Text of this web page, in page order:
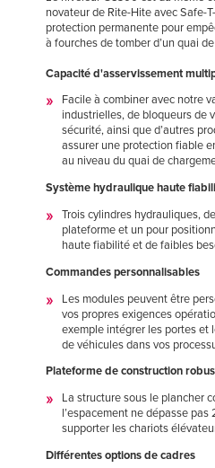
MIDDLE EAST/AFRICA
MIDDLE EAST/AFRICA
novateur de Rite-Hite avec Safe-
protection permanente pour
à fourches de tomber d’un quai
Capacité d'asservissement
Facile à combiner avec notre
industrielles, de bloqueurs de
sécurité, ainsi que d’autres
assurer une protection fiable
au niveau du quai de
Système hydraulique haute
Trois cylindres hydrauliques,
plateforme et un pour
haute fiabilité et de faibles
Commandes personnalisables
Les modules peuvent être
vos propres exigences
exemple intégrer les portes et
de véhicules dans vos
Plateforme de construction
La structure sous le plancher
l’espacement ne dépasse pas
supporter les chariots
Différentes options de cadres